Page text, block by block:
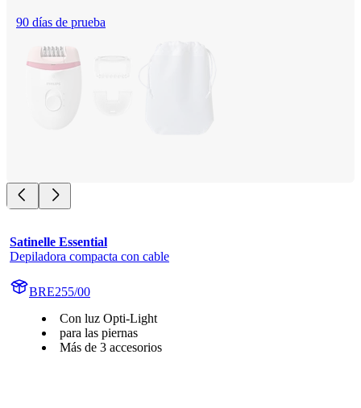
90 días de prueba
Satinelle Essential
Depiladora compacta con cable
BRE255/00
Con luz Opti-Light
para las piernas
Más de 3 accesorios